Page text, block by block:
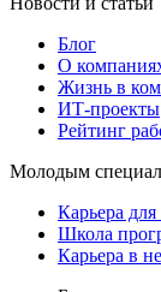
Блог
О
Жизнь в
ИТ-проекты
Рейтинг
Молодым
Карьера
Школа
Карьера в